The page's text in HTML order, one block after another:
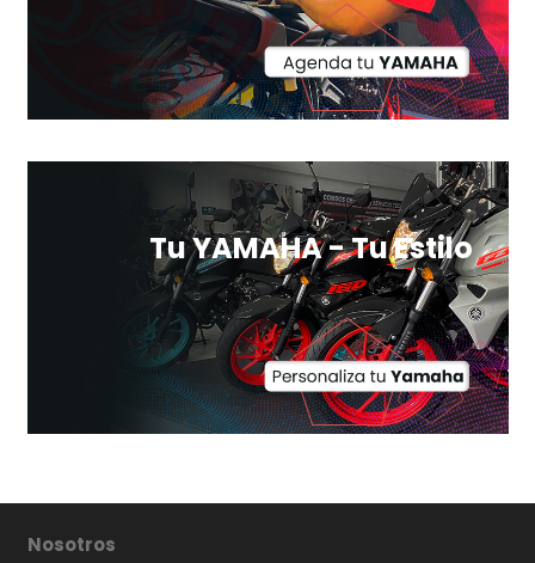
Tu YAMAHA - Tu Estilo
Nosotros